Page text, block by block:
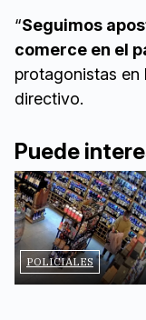
“Seguimos
comerce en el
protagonistas en
directivo.
Puede
POLICIALES